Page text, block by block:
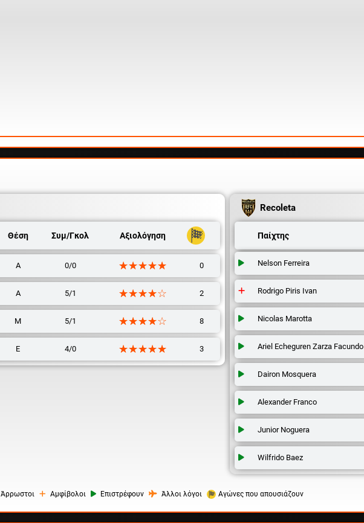
Θέση Συμ/Γκολ Αξιολόγηση
Α 0/0 ☆☆☆☆☆
★★★★★ 0
Α 5/1 ☆☆☆☆☆
★★★★★ 2
Μ 5/1 ☆☆☆☆☆
★★★★★ 8
Ε 4/0 ☆☆☆☆☆
★★★★★ 3
Recoleta
Παίχτης
Nelson Ferreira
Rodrigo Piris Ivan
Nicolas Marotta
Ariel Echeguren Zarza Facundo
Dairon Mosquera
Alexander Franco
Junior Noguera
Wilfrido Baez
Άρρωστοι Αμφίβολοι Επιστρέφουν Άλλοι λόγοι Αγώνες που απουσιάζουν